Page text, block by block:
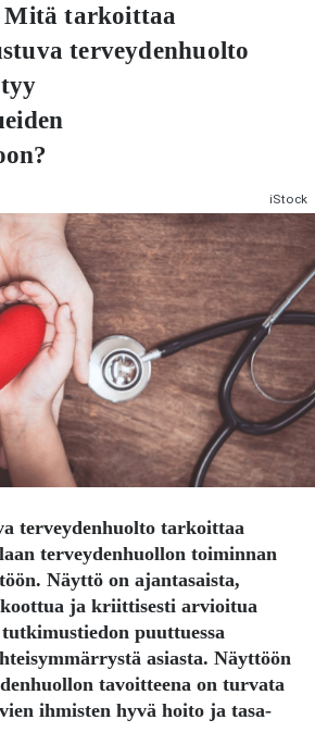
Mitä tarkoittaa
terveydenhuolto
iStock
terveydenhuolto tarkoittaa
terveydenhuollon toiminnan
Näyttö on ajantasaista,
ja kriittisesti arvioitua
puuttuessa
asiasta. Näyttöön
tavoitteena on turvata
ihmisten hyvä hoito ja tasa-